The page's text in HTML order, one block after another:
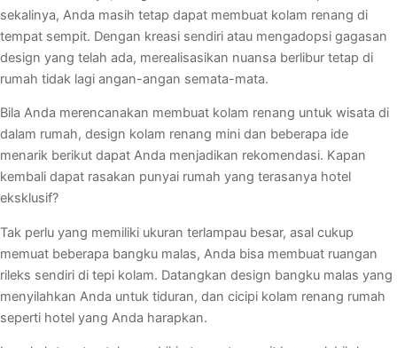
sekalinya, Anda masih tetap dapat membuat kolam renang di
tempat sempit. Dengan kreasi sendiri atau mengadopsi gagasan
design yang telah ada, merealisasikan nuansa berlibur tetap di
rumah tidak lagi angan-angan semata-mata.
Bila Anda merencanakan membuat kolam renang untuk wisata di
dalam rumah, design kolam renang mini dan beberapa ide
menarik berikut dapat Anda menjadikan rekomendasi. Kapan
kembali dapat rasakan punyai rumah yang terasanya hotel
eksklusif?
Tak perlu yang memiliki ukuran terlampau besar, asal cukup
memuat beberapa bangku malas, Anda bisa membuat ruangan
rileks sendiri di tepi kolam. Datangkan design bangku malas yang
menyilahkan Anda untuk tiduran, dan cicipi kolam renang rumah
seperti hotel yang Anda harapkan.